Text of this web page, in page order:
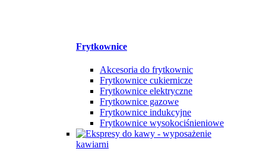
Frytkownice
Akcesoria do frytkownic
Frytkownice cukiernicze
Frytkownice elektryczne
Frytkownice gazowe
Frytkownice indukcyjne
Frytkownice wysokociśnieniowe